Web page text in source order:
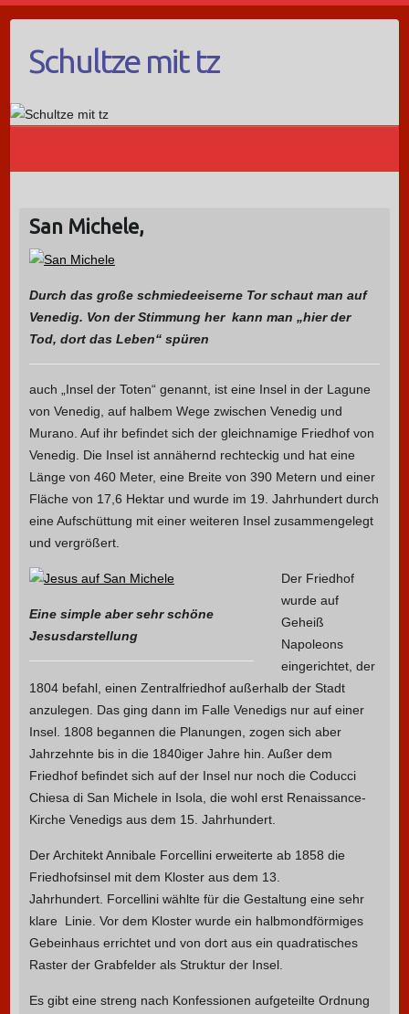
Schultze mit tz
San Michele,
Durch das große schmiedeeiserne Tor schaut man auf
Venedig. Von der Stimmung her kann man „hier der
Tod, dort das Leben“ spüren
auch „Insel der Toten“ genannt, ist eine Insel in der Lagune
von Venedig, auf halbem Wege zwischen Venedig und
Murano. Auf ihr befindet sich der gleichnamige Friedhof von
Venedig. Die Insel ist annähernd rechteckig und hat eine
Länge von 460 Meter, eine Breite von 390 Metern und einer
Fläche von 17,6 Hektar und wurde im 19. Jahrhundert durch
eine Aufschüttung mit einer weiteren Insel zusammengelegt
und vergrößert.
Eine simple aber sehr schöne
Jesusdarstellung
Der Friedhof
wurde auf
Geheiß
Napoleons
eingerichtet, der
1804 befahl, einen Zentralfriedhof außerhalb der Stadt
anzulegen. Das ging dann im Falle Venedigs nur auf einer
Insel. 1808 begannen die Planungen, zogen sich aber
Jahrzehnte bis in die 1840iger Jahre hin. Außer dem
Friedhof befindet sich auf der Insel nur noch die Coducci
Chiesa di San Michele in Isola, die wohl erst Renaissance-
Kirche Venedigs aus dem 15. Jahrhundert.
Der Architekt Annibale Forcellini erweiterte ab 1858 die
Friedhofsinsel mit dem Kloster aus dem 13.
Jahrhundert. Forcellini wählte für die Gestaltung eine sehr
klare Linie. Vor dem Kloster wurde ein halbmondförmiges
Gebeinhaus errichtet und von dort aus ein quadratisches
Raster der Grabfelder als Struktur der Insel.
Es gibt eine streng nach Konfessionen aufgeteilte Ordnung